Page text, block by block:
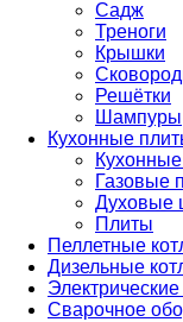
Садж
Треноги
Крышки
Решётки
Шампуры
Кухонные
Газовые
Духовые
Плиты
Пеллетные
Дизельные
Сварочное